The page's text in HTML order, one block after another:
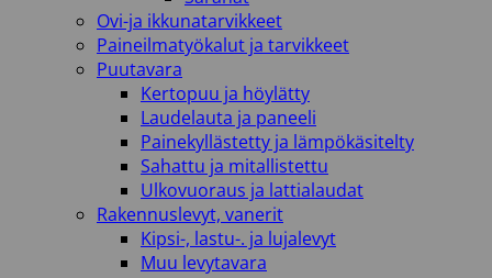
Ovi-ja ikkunatarvikkeet
Paineilmatyökalut ja tarvikkeet
Puutavara
Kertopuu ja höylätty
Laudelauta ja paneeli
Painekyllästetty ja lämpökäsitelty
Sahattu ja mitallistettu
Ulkovuoraus ja lattialaudat
Rakennuslevyt, vanerit
Kipsi-, lastu-. ja lujalevyt
Muu levytavara